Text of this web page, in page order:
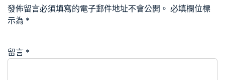
發佈留言必須填寫的電子郵件地址不會公開。 必填欄位標
示為 *
留言 *